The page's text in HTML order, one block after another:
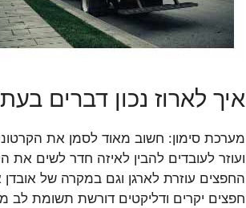
איך לארוז נכון דברים
מערכת סימון: חשוב מאוד לסמן את
ועוזר לעובדים להבין לאיזה חדר לשים
החפצים עוזרת לארגן וגם במקרה של
חפצים יקרים ודליקטים דורשת תשומת לב